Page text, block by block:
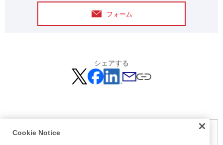
フォーム
シェアする
ご注意
Cookie Notice